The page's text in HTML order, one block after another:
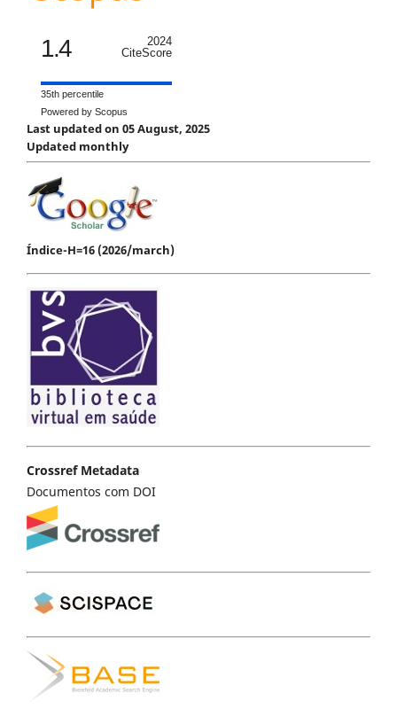
1.4
2024
CiteScore
35th percentile
Powered by Scopus
Last updated on 05 August, 2025
Updated monthly
Índice-H=16 (2026/march)
Crossref Metadata
Documentos com DOI